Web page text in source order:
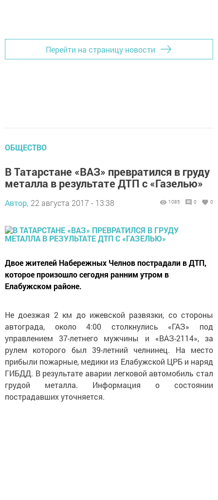
Перейти на страницу новости
ОБЩЕСТВО
В Татарстане «ВАЗ» превратился в груду
металла в результате ДТП с «Газелью»
Автор, 22 августа 2017 - 13:38 1085 0 0
Двое жителей Набережных Челнов пострадали в ДТП,
которое произошло сегодня ранним утром в
Елабужском районе.
Не доезжая 2 км до ижевской развязки, со стороны
автограда, около 4:00 столкнулись «ГАЗ» под
управлением 37-летнего мужчины и «ВАЗ-2114», за
рулем которого был 39-летний челнинец. На место
прибыли пожарные, медики из Елабужской ЦРБ и наряд
ГИБДД. В результате аварии легковой автомобиль стал
грудой металла. Информация о состоянии
пострадавших уточняется.